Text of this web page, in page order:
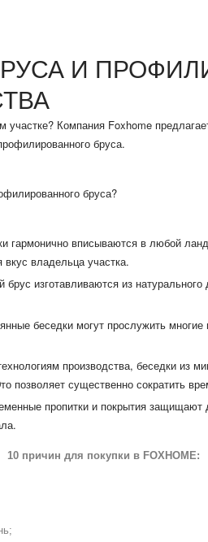
И
Компания Foxhome
бруса.
бруса?
гармонично вписываются в любой
владельца участка.
изготавливаются из
беседки могут прослужить
производства, беседки из
позволяет существенно сократить
пропитки и покрытия защищают
10 причин для покупки в FOXHOME: